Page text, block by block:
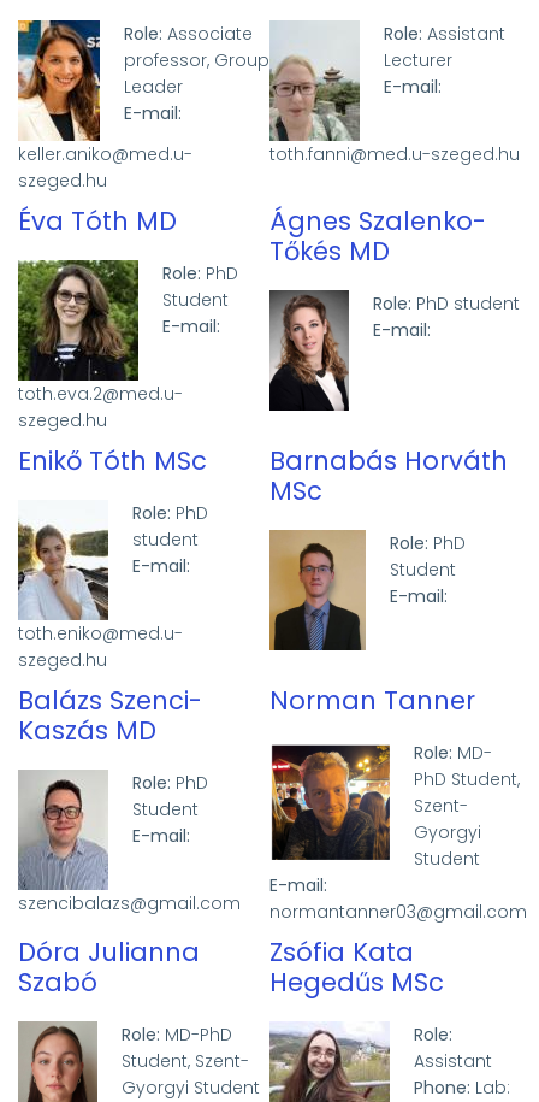
Role: Associate
professor, Group
Leader
E-mail:
keller.aniko@med.u-
szeged.hu
Role: Assistant
Lecturer
E-mail:
toth.fanni@med.u-szeged.hu
Éva Tóth MD
Role: PhD
Student
E-mail:
toth.eva.2@med.u-
szeged.hu
Ágnes Szalenko-
Tőkés MD
Role: PhD student
E-mail:
Enikő Tóth MSc
Role: PhD
student
E-mail:
toth.eniko@med.u-
szeged.hu
Barnabás Horváth
MSc
Role: PhD
Student
E-mail:
Balázs Szenci-
Kaszás MD
Role: PhD
Student
E-mail:
szencibalazs@gmail.com
Norman Tanner
Role: MD-
PhD Student,
Szent-
Gyorgyi
Student
E-mail:
normantanner03@gmail.com
Dóra Julianna
Szabó
Role: MD-PhD
Student, Szent-
Gyorgyi Student
Zsófia Kata
Hegedűs MSc
Role:
Assistant
Phone: Lab: